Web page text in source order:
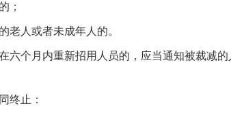
；
人或者未成年人的。
个月内重新招用人员的，应当通知被裁减的
止：